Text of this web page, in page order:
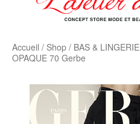
Accueil / Shop / BAS & LINGERIE
OPAQUE 70 Gerbe